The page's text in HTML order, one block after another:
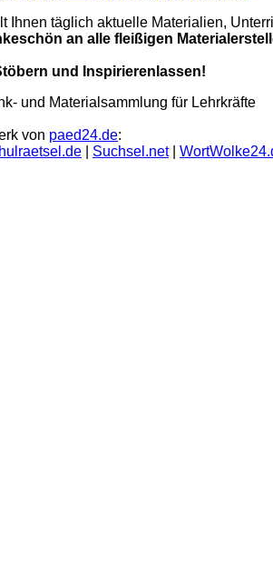
Ihnen täglich aktuelle Materialien,
an alle fleißigen
und Inspirierenlassen!
und Materialsammlung für Lehrkräfte
von paed24.de:
Suchsel.net|